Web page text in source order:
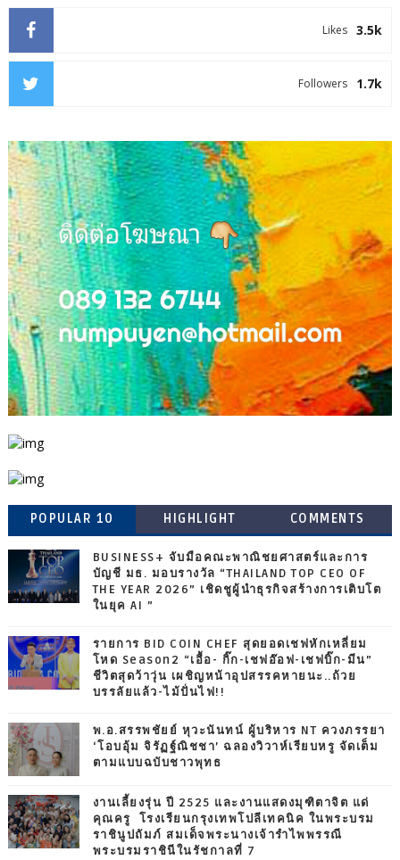
3.5k
Likes
1.7k
Followers
POPULAR 10 HIGHLIGHT COMMENTS
BUSINESS+ จับมือคณะพาณิชยศาสตร์และการ
บัญชี มธ. มอบรางวัล “THAILAND TOP CEO OF
THE YEAR 2026” เชิดชูผู้นำธุรกิจสร้างการเติบโต
ในยุค AI ”
รายการ BID COIN CHEF สุดยอดเชฟหักเหลี่ยม
โหด Season2 “เอื้อ- กิ๊ก-เชฟอ๊อฟ-เชฟบิ๊ก-มีน”
ชีวิตสุดว้าวุ่น เผชิญหน้าอุปสรรคหายนะ..ถ้วย
บรรลัยแล้ว-ไม้ปั่นไฟ!!
พ.อ.สรรพชัยย์ หุวะนันทน์ ผู้บริหาร NT ควงภรรยา
‘โอบอุ้ม จิรัฏฐ์ณิชชา’ ฉลองวิวาห์เรียบหรู จัดเต็ม
ตามแบบฉบับชาวพุทธ
งานเลี้ยงรุ่น ปี 2525 และงานแสดงมุฑิตาจิต แด่
คุณครู โรงเรียนกรุงเทพโปลีเทคนิค ในพระบรม
ราชินูปถัมภ์ สมเด็จพระนางเจ้ารำไพพรรณี
พระบรมราชินีในรัชกาลที่ 7